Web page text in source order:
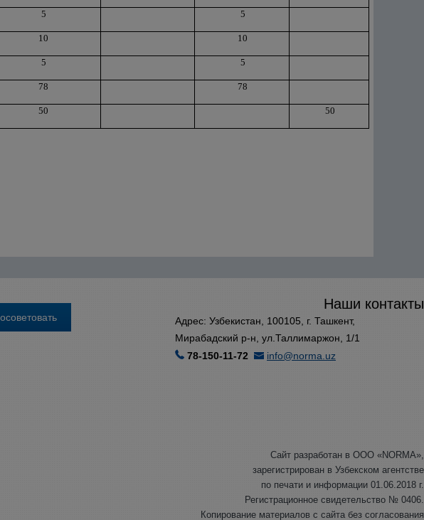
5 5
10 10
5 5
78 78
50 50
Наши контакты
Адрес: Узбекистан, 100105, г. Ташкент,
Мирабадский р-н, ул.Таллимаржон, 1/1
78-150-11-72
info@norma.uz
Сайт разработан в ООО «NORMA»,
зарегистрирован в Узбекском агентстве
по печати и информации 01.06.2018 г.
Регистрационное свидетельство № 0406.
Копирование материалов с сайта без согласования